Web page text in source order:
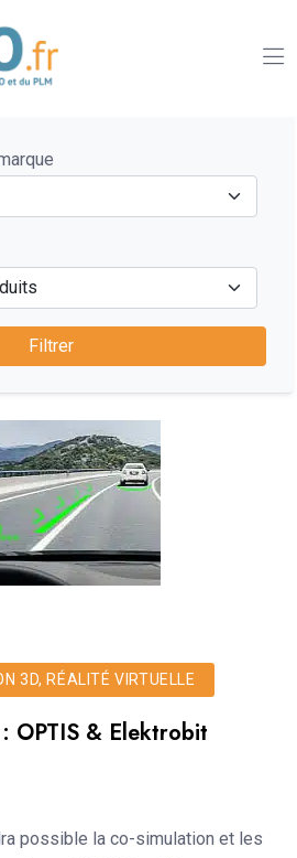
3D, RÉALITÉ VIRTUELLE
OPTIS & Elektrobit
possible la co-simulation et les